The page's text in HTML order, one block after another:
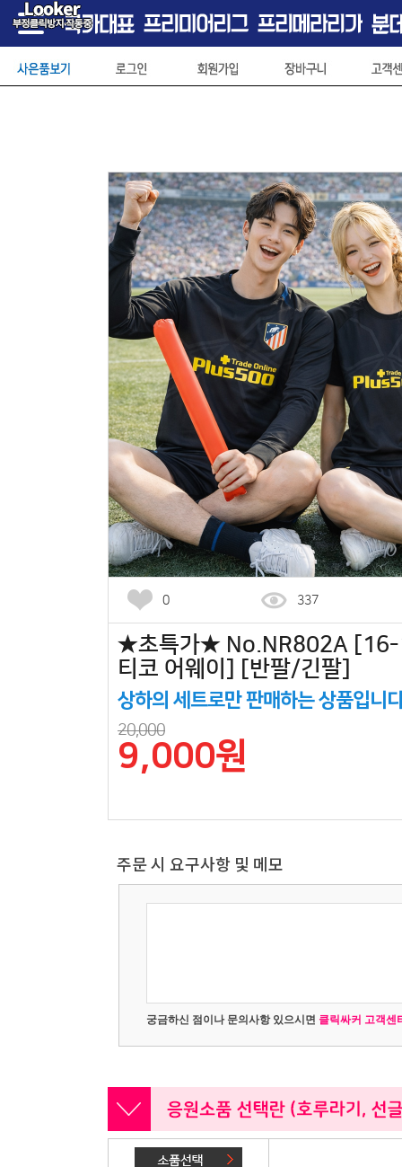
0 337
★초특가★ No.NR802A [16-
티코 어웨이] [반팔/긴팔]
상하의 세트로만 판매하는 상품입니
20,000
9,000원
주문 시 요구사항 및 메모
궁금하신 점이나 문의사항 있으시면 클릭싸커 고객센